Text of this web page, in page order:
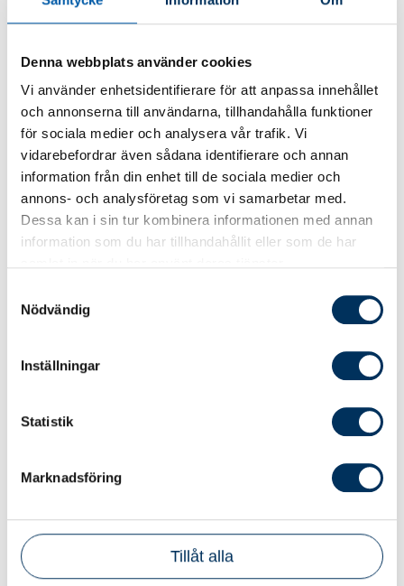
Denna webbplats använder cookies
Vi använder enhetsidentifierare för att anpassa innehållet
och annonserna till användarna, tillhandahålla funktioner
för sociala medier och analysera vår trafik. Vi
vidarebefordrar även sådana identifierare och annan
information från din enhet till de sociala medier och
annons- och analysföretag som vi samarbetar med.
Dessa kan i sin tur kombinera informationen med annan
information som du har tillhandahållit eller som de har
Nödvändig
Inställningar
Statistik
Marknadsföring
Tillåt alla
Avslut av tidsbegränsade anställningar
Uppsägning av tillsvidareanställningar på
grund av arbetsbrist
Hyvling av arbetstid, omplacering,
förhandlingsskyldighet, turordning,
företrädesrätt.
Uppsägning av tillsvidareanställningar på
grund av personliga skäl
Misskötsamhet, omplacering,
Övergång av verksamhet
förhandlingsskyldighet,
Avsked
Utköp av anställd
Överenskommelse, avtalsvillkor
Under rubriken “Extramaterial” hittar du
relevanta lagtexter etc.